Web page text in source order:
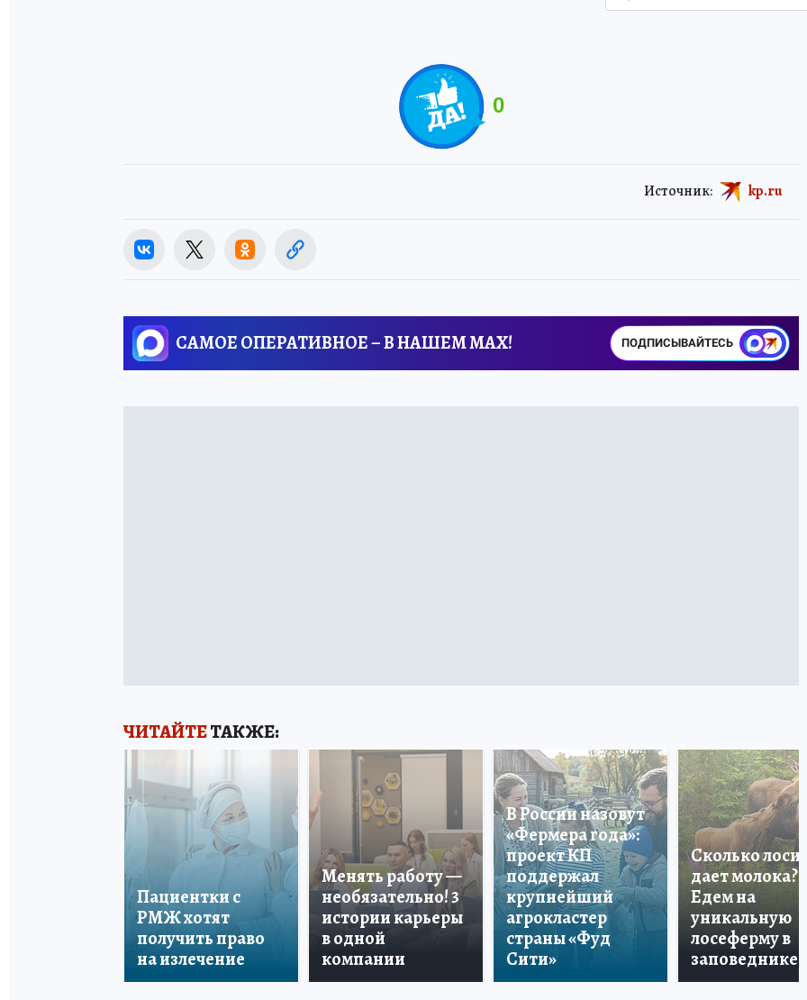
0
Источник: kp.ru
САМОЕ ОПЕРАТИВНОЕ – В НАШЕМ MAX! ПОДПИСЫВАЙТЕСЬ
ЧИТАЙТЕТАКЖЕ:
Пациентки с
РМЖ хотят
получить право
на излечение
Менять работу —
необязательно! 3
истории карьеры
в одной
компании
В России назовут
«Фермера года»:
проект КП
поддержал
крупнейший
агрокластер
страны «Фуд
Сити»
Сколько
дает молока?
Едем на
уникальную
лосеферму в
заповеднике!